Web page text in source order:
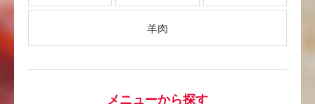
羊肉
メニューから探す